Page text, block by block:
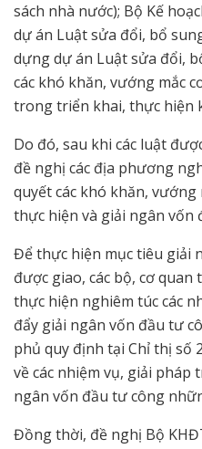
sách nhà nước); Bộ Kế
dự án Luật sửa đổi, bổ
dựng dự án Luật sửa đổi,
các khó khăn, vướng mắc
trong triển khai, thực hiện
Do đó, sau khi các luật
đề nghị các địa phương
quyết các khó khăn,
thực hiện và giải ngân vốn
Để thực hiện mục tiêu giải
được giao, các bộ, cơ
thực hiện nghiêm túc các
đẩy giải ngân vốn đầu tư
phủ quy định tại Chỉ thị số
về các nhiệm vụ, giải pháp
ngân vốn đầu tư công
Đồng thời, đề nghị Bộ